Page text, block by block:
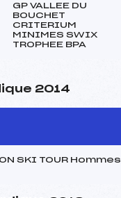
GP VALLEE DU
BOUCHET
CRITERIUM
MINIMES SWIX
TROPHEE BPA
2014
SKI TOUR Hommes